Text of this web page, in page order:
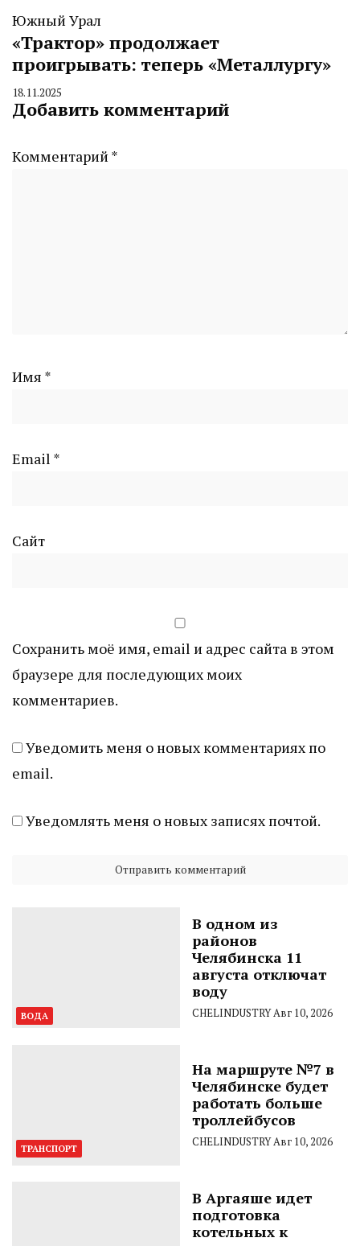
Южный Урал
«Трактор» продолжает
проигрывать: теперь «Металлургу»
By
CHELINDUSTRY
18.11.2025
Добавить комментарий
Комментарий *
Имя *
Email *
Сайт
Сохранить моё имя, email и адрес сайта в этом
браузере для последующих моих
комментариев.
Уведомить меня о новых комментариях по
email.
Уведомлять меня о новых записях почтой.
ВОДА
В одном из
районов
Челябинска 11
августа отключат
воду
CHELINDUSTRYАвг 10, 2026
ТРАНСПОРТ
На маршруте №7 в
Челябинске будет
работать больше
троллейбусов
CHELINDUSTRYАвг 10, 2026
В Аргаяше идет
подготовка
котельных к